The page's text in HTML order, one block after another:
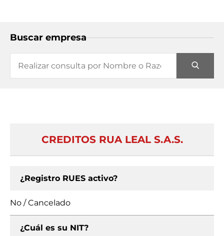
Buscar empresa
CREDITOS RUA LEAL S.A.S.
¿Registro RUES activo?
No / Cancelado
¿Cuál es su NIT?